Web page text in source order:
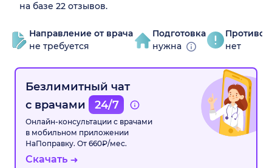
на базе 22 отзывов.
Направление от врача
не требуется
Подготовка
нужна
нет
Безлимитный чат
с врачами
24/7
Онлайн-консультации с врачами
в мобильном приложении
НаПоправку. От 660₽/мес.
Скачать